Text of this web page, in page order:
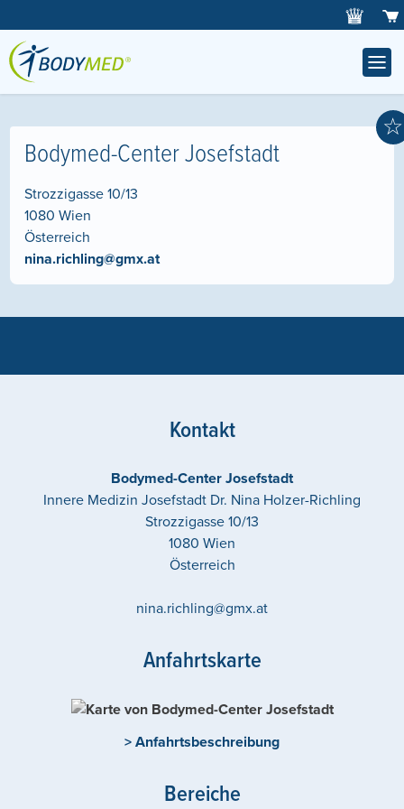
☆
Bodymed-Center Josefstadt
Strozzigasse 10/13
1080 Wien
Österreich
nina.richling@gmx.at
Kontakt
Bodymed-Center Josefstadt
Innere Medizin Josefstadt Dr. Nina Holzer-Richling
Strozzigasse 10/13
1080 Wien
Österreich
nina.richling@gmx.at
Anfahrtskarte
> Anfahrtsbeschreibung
Bereiche